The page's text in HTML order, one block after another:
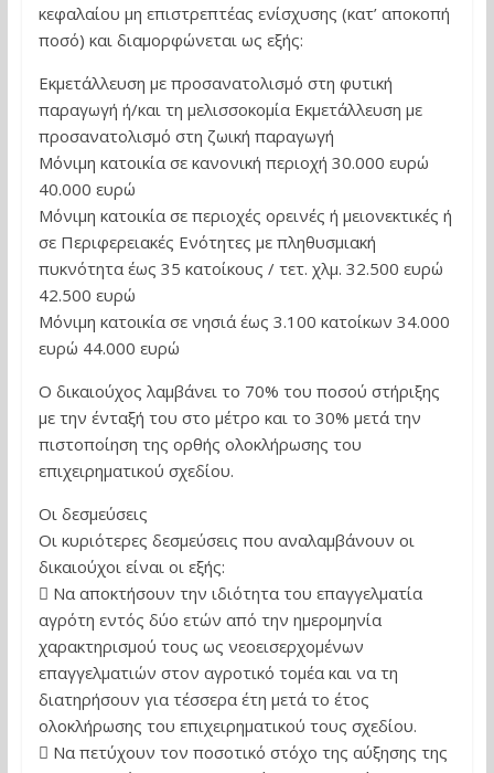
κεφαλαίου μη επιστρεπτέας ενίσχυσης (κατ’ αποκοπή
ποσό) και διαμορφώνεται ως εξής:
Εκμετάλλευση με προσανατολισμό στη φυτική
παραγωγή ή/και τη μελισσοκομία Εκμετάλλευση με
προσανατολισμό στη ζωική παραγωγή
Μόνιμη κατοικία σε κανονική περιοχή 30.000 ευρώ
40.000 ευρώ
Μόνιμη κατοικία σε περιοχές ορεινές ή μειονεκτικές ή
σε Περιφερειακές Ενότητες με πληθυσμιακή
πυκνότητα έως 35 κατοίκους / τετ. χλμ. 32.500 ευρώ
42.500 ευρώ
Μόνιμη κατοικία σε νησιά έως 3.100 κατοίκων 34.000
ευρώ 44.000 ευρώ
Ο δικαιούχος λαμβάνει το 70% του ποσού στήριξης
με την ένταξή του στο μέτρο και το 30% μετά την
πιστοποίηση της ορθής ολοκλήρωσης του
επιχειρηματικού σχεδίου.
Οι δεσμεύσεις
Οι κυριότερες δεσμεύσεις που αναλαμβάνουν οι
δικαιούχοι είναι οι εξής:
 Να αποκτήσουν την ιδιότητα του επαγγελματία
αγρότη εντός δύο ετών από την ημερομηνία
χαρακτηρισμού τους ως νεοεισερχομένων
επαγγελματιών στον αγροτικό τομέα και να τη
διατηρήσουν για τέσσερα έτη μετά το έτος
ολοκλήρωσης του επιχειρηματικού τους σχεδίου.
 Να πετύχουν τον ποσοτικό στόχο της αύξησης της